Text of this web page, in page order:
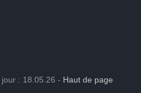
: 18.05.26 - Haut de page